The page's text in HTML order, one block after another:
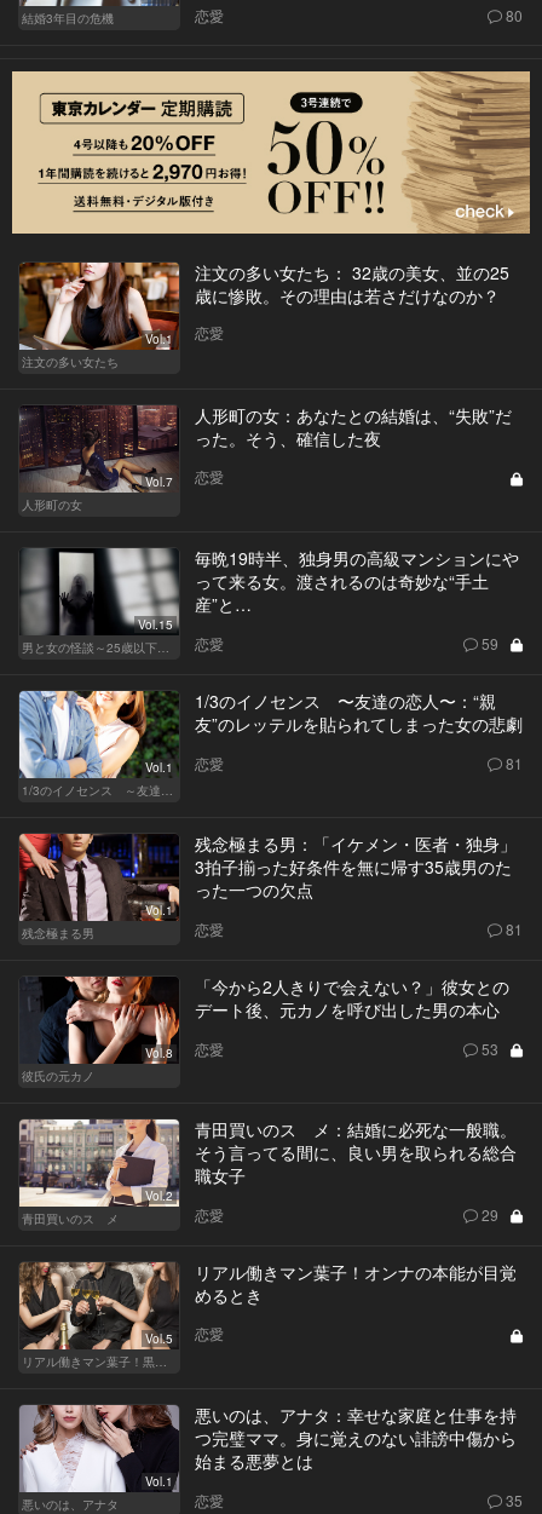
結婚3年目の危機
恋愛 80
Vol.1
注文の多い女たち
注文の多い女たち： 32歳の美女、並の25
歳に惨敗。その理由は若さだけなのか？
恋愛
Vol.7
人形町の女
人形町の女：あなたとの結婚は、“失敗”だ
った。そう、確信した夜
恋愛
Vol.15
男と女の怪談～25歳以下閲覧禁止～
毎晩19時半、独身男の高級マンションにや
って来る女。渡されるのは奇妙な“手土
産”と…
恋愛 59
Vol.1
1/3のイノセンス ～友達の恋人～
1/3のイノセンス 〜友達の恋人〜：“親
友”のレッテルを貼られてしまった女の悲劇
恋愛 81
Vol.1
残念極まる男
残念極まる男：「イケメン・医者・独身」
3拍子揃った好条件を無に帰す35歳男のた
った一つの欠点
恋愛 81
Vol.8
彼氏の元カノ
「今から2人きりで会えない？」彼女との
デート後、元カノを呼び出した男の本心
恋愛 53
Vol.2
青田買いのスゝメ
青田買いのスゝメ：結婚に必死な一般職。
そう言ってる間に、良い男を取られる総合
職女子
恋愛 29
Vol.5
リアル働きマン葉子！オンナの本能が目覚
めるとき
恋愛
Vol.1
悪いのは、アナタ
悪いのは、アナタ：幸せな家庭と仕事を持
つ完璧ママ。身に覚えのない誹謗中傷から
始まる悪夢とは
恋愛 35